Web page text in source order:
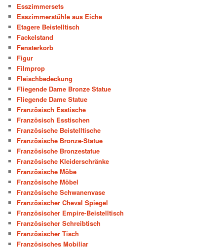
Esszimmersets
Esszimmerstühle aus Eiche
Etagere Beistelltisch
Fackelstand
Fensterkorb
Figur
Filmprop
Fleischbedeckung
Fliegende Dame Bronze Statue
Fliegende Dame Statue
Französisch Esstische
Französisch Esstischen
Französische Beistelltische
Französische Bronze-Statue
Französische Bronzestatue
Französische Kleiderschränke
Französische Möbe
Französische Möbel
Französische Schwanenvase
Französischer Cheval Spiegel
Französischer Empire-Beistelltisch
Französischer Schreibtisch
Französischer Tisch
Französisches Mobiliar